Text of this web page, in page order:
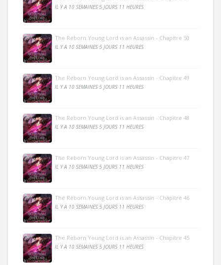
IL Y A 10 SEMAINES 5 JOURS 11 HEURES
The Reborn Young Lord is an Assassin - Chapitre 50
IL Y A 10 SEMAINES 5 JOURS 11 HEURES
The Reborn Young Lord is an Assassin - Chapitre 49
IL Y A 10 SEMAINES 5 JOURS 11 HEURES
The Reborn Young Lord is an Assassin - Chapitre 48
IL Y A 10 SEMAINES 5 JOURS 11 HEURES
The Reborn Young Lord is an Assassin - Chapitre 47
IL Y A 10 SEMAINES 5 JOURS 11 HEURES
The Reborn Young Lord is an Assassin - Chapitre 46
IL Y A 10 SEMAINES 5 JOURS 11 HEURES
The Reborn Young Lord is an Assassin - Chapitre 45
IL Y A 10 SEMAINES 5 JOURS 11 HEURES